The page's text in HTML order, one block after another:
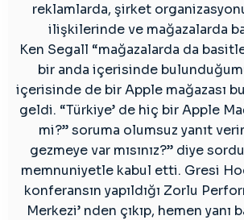
reklamlarda, şirket
ilişkilerinde ve mağazalarda
Ken Segall “mağazalarda da
bir anda içerisinde
içerisinde de bir Apple mağazası
geldi. “Türkiye’ de hiç bir Apple
mi?” soruma olumsuz yanıt
gezmeye var mısınız?” diye
memnuniyetle kabul etti. Gresi
konferansın yapıldığı Zorlu
Merkezi’ nden çıkıp, hemen yanı